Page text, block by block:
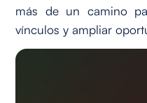
más de un camino
vínculos y ampliar